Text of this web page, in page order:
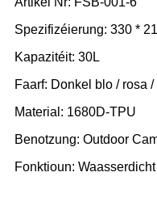
Spezifizéierung: 330 *
Kapazitéit: 30L
Faarf: Donkel blo / rosa
Material: 1680D-TPU
Benotzung: Outdoor
Fonktioun: Waasserdicht